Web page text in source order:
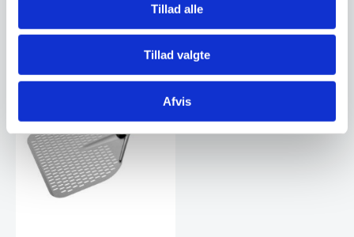
Tillad alle
Tillad valgte
Afvis
469,00
Vi prismatcher